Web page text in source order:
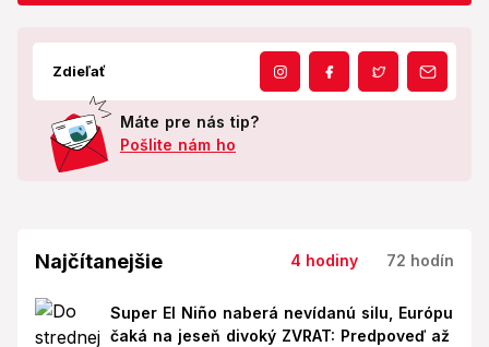
Zdieľať
Máte pre nás tip?
Pošlite nám ho
Najčítanejšie 4 hodiny 72 hodín
Super El Niño naberá nevídanú silu, Európu
čaká na jeseň divoký ZVRAT: Predpoveď až